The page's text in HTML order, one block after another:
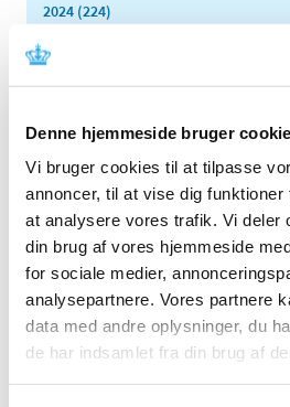
Denne hjemmeside bruger
Vi bruger cookies til at tilpasse
annoncer, til at vise dig
at analysere vores trafik. Vi deler
din brug af vores hjemmeside
for sociale medier,
analysepartnere. Vores partnere
data med andre oplysninger, du
de har indsamlet fra din brug af
2024 (224)
2022 (197)
2020 (263)
2019 (159)
2018 (150)
2017 (167)
2016 (167)
2015 (33)
2014 (44)
2013 (49)
december (4)